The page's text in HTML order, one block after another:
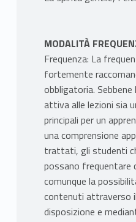
MODALITÀ
Frequenza: La
fortemente
obbligatoria.
attiva alle lezioni sia
principali per un
una comprensione
trattati, gli studenti
possano frequentare
comunque la
contenuti attraverso
disposizione e